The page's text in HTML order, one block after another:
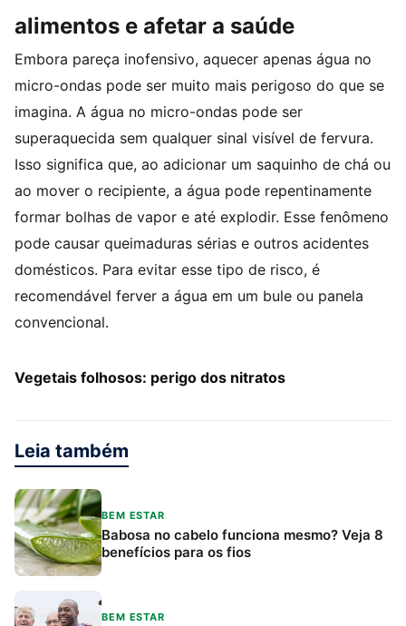
alimentos e afetar a saúde
Embora pareça inofensivo, aquecer apenas água no
micro-ondas pode ser muito mais perigoso do que se
imagina. A água no micro-ondas pode ser
superaquecida sem qualquer sinal visível de fervura.
Isso significa que, ao adicionar um saquinho de chá ou
ao mover o recipiente, a água pode repentinamente
formar bolhas de vapor e até explodir. Esse fenômeno
pode causar queimaduras sérias e outros acidentes
domésticos. Para evitar esse tipo de risco, é
recomendável ferver a água em um bule ou panela
convencional.
Vegetais folhosos: perigo dos nitratos
Leia também
BEM ESTAR
Babosa no cabelo funciona mesmo? Veja 8
benefícios para os fios
BEM ESTAR